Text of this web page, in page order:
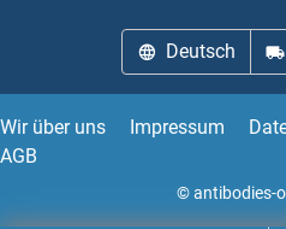
OR1Q1 ELISA KitsDeutsch
Wir über uns Impressum
AGB
© antibodies-